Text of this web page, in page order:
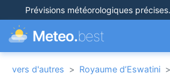
Prévisions météorologiques précises.
Meteo.best
vers d'autres > Royaume d’Eswatini >